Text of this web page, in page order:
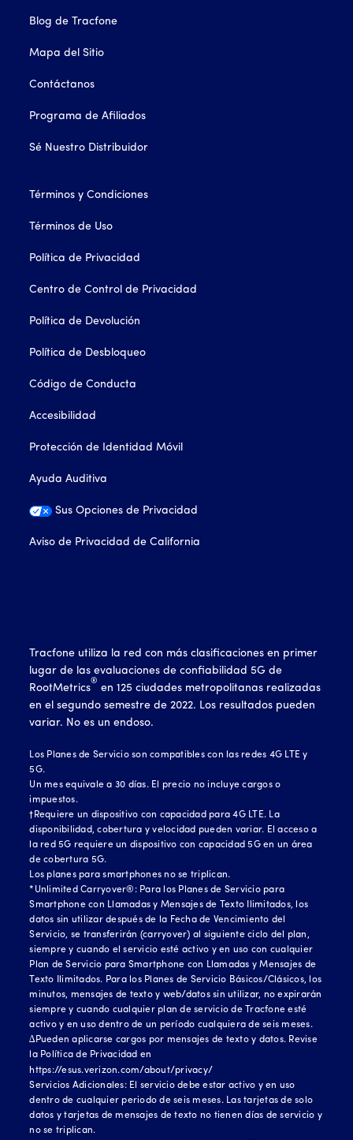
Blog de Tracfone
Mapa del Sitio
Contáctanos
Programa de Afiliados
Sé Nuestro Distribuidor
Términos y Condiciones
Términos de Uso
Política de Privacidad
Centro de Control de Privacidad
Política de Devolución
Política de Desbloqueo
Código de Conducta
Accesibilidad
Protección de Identidad Móvil
Ayuda Auditiva
Sus Opciones de Privacidad
Aviso de Privacidad de California
Tracfone utiliza la red con más clasificaciones en primer
lugar de las evaluaciones de confiabilidad 5G de
RootMetrics
®
en 125 ciudades metropolitanas realizadas
en el segundo semestre de 2022. Los resultados pueden
variar. No es un endoso.
Los Planes de Servicio son compatibles con las redes 4G LTE y
5G.
Un mes equivale a 30 días. El precio no incluye cargos o
impuestos.
†Requiere un dispositivo con capacidad para 4G LTE. La
disponibilidad, cobertura y velocidad pueden variar. El acceso a
la red 5G requiere un dispositivo con capacidad 5G en un área
de cobertura 5G.
Los planes para smartphones no se triplican.
*Unlimited Carryover®: Para los Planes de Servicio para
Smartphone con Llamadas y Mensajes de Texto Ilimitados, los
datos sin utilizar después de la Fecha de Vencimiento del
Servicio, se transferirán (carryover) al siguiente ciclo del plan,
siempre y cuando el servicio esté activo y en uso con cualquier
Plan de Servicio para Smartphone con Llamadas y Mensajes de
Texto Ilimitados. Para los Planes de Servicio Básicos/Clásicos, los
minutos, mensajes de texto y web/datos sin utilizar, no expirarán
siempre y cuando cualquier plan de servicio de Tracfone esté
activo y en uso dentro de un período cualquiera de seis meses.
∆Pueden aplicarse cargos por mensajes de texto y datos. Revise
la Política de Privacidad en
https://esus.verizon.com/about/privacy/
Servicios Adicionales: El servicio debe estar activo y en uso
dentro de cualquier periodo de seis meses. Las tarjetas de solo
datos y tarjetas de mensajes de texto no tienen días de servicio y
no se triplican.